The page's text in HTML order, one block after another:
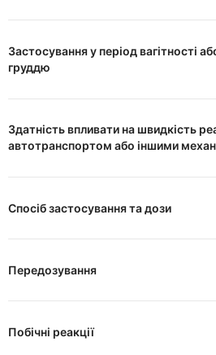
Застосування у період вагітності
груддю
Здатність впливати на швидкість
автотранспортом або іншими
Спосіб застосування та дози
Передозування
Побічні реакції